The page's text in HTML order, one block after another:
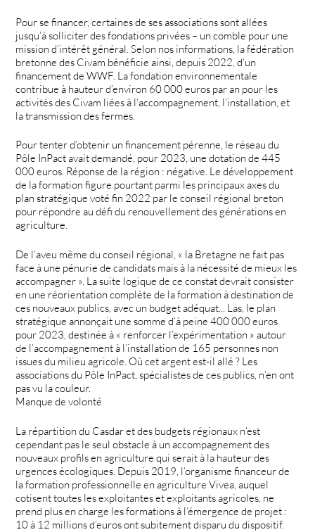
Pour se financer, certaines de ses associations sont allées
jusqu’à solliciter des fondations privées – un comble pour une
mission d’intérêt général. Selon nos informations, la fédération
bretonne des Civam bénéficie ainsi, depuis 2022, d’un
financement de WWF. La fondation environnementale
contribue à hauteur d’environ 60 000 euros par an pour les
activités des Civam liées à l’accompagnement, l’installation, et
la transmission des fermes.
Pour tenter d’obtenir un financement pérenne, le réseau du
Pôle InPact avait demandé, pour 2023, une dotation de 445
000 euros. Réponse de la région : négative. Le développement
de la formation figure pourtant parmi les principaux axes du
plan stratégique voté fin 2022 par le conseil régional breton
pour répondre au défi du renouvellement des générations en
agriculture.
De l’aveu même du conseil régional, « la Bretagne ne fait pas
face à une pénurie de candidats mais à la nécessité de mieux les
accompagner ». La suite logique de ce constat devrait consister
en une réorientation complète de la formation à destination de
ces nouveaux publics, avec un budget adéquat... Las, le plan
stratégique annonçait une somme d’à peine 400 000 euros
pour 2023, destinée à « renforcer l’expérimentation » autour
de l’accompagnement à l’installation de 165 personnes non
issues du milieu agricole. Où cet argent est-il allé ? Les
associations du Pôle InPact, spécialistes de ces publics, n’en ont
pas vu la couleur.
Manque de volonté
La répartition du Casdar et des budgets régionaux n’est
cependant pas le seul obstacle à un accompagnement des
nouveaux profils en agriculture qui serait à la hauteur des
urgences écologiques. Depuis 2019, l’organisme financeur de
la formation professionnelle en agriculture Vivea, auquel
cotisent toutes les exploitantes et exploitants agricoles, ne
prend plus en charge les formations à l’émergence de projet :
10 à 12 millions d’euros ont subitement disparu du dispositif.